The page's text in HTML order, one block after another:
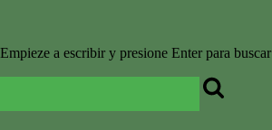
Empieze a escribir y presione Enter para buscar